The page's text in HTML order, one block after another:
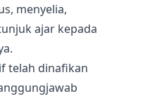
menyelia,
ajar kepada
telah dinafikan